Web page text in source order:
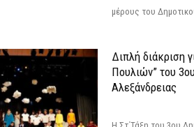
μέρους του
Διπλή διάκριση
Πουλιών” του
Αλεξάνδρειας